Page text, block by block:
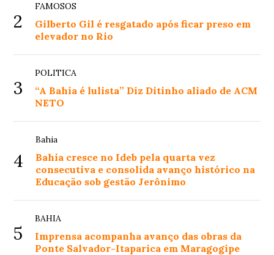
2
FAMOSOS
Gilberto Gil é resgatado após ficar preso em
elevador no Rio
3
POLITICA
“A Bahia é lulista” Diz Ditinho aliado de ACM
NETO
4
Bahia
Bahia cresce no Ideb pela quarta vez
consecutiva e consolida avanço histórico na
Educação sob gestão Jerônimo
5
BAHIA
Imprensa acompanha avanço das obras da
Ponte Salvador-Itaparica em Maragogipe